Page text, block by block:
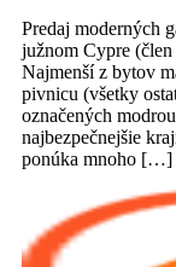
Predaj moderných
južnom Cypre (člen
Najmenší z bytov
pivnicu (všetky
označených
najbezpečnejšie
ponúka mnoho […]